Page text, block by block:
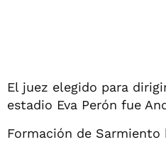
El juez elegido para
estadio Eva Perón fue
Formación de Sarmiento